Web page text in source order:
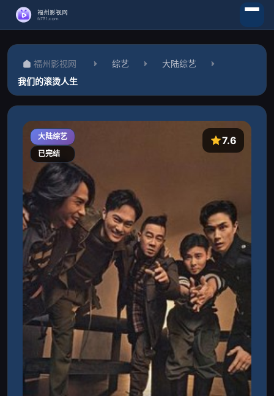
福州影视网 综艺
大陆综艺
我们的滚烫人生
大陆综艺
已完结
7.6